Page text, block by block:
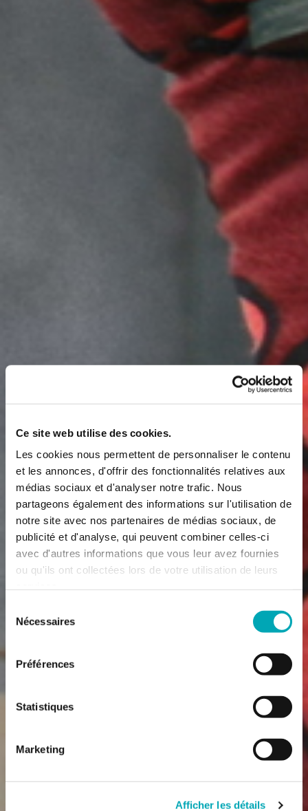
Ce site web utilise des cookies.
Les cookies nous permettent de personnaliser le contenu
et les annonces, d'offrir des fonctionnalités relatives aux
médias sociaux et d'analyser notre trafic. Nous
partageons également des informations sur l'utilisation de
notre site avec nos partenaires de médias sociaux, de
publicité et d'analyse, qui peuvent combiner celles-ci
avec d'autres informations que vous leur avez fournies
ou qu'ils ont collectées lors de votre utilisation de leurs
Nécessaires
Préférences
Statistiques
Marketing
Afficher les détails